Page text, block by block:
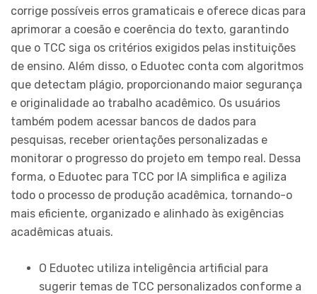
corrige possíveis erros gramaticais e oferece dicas para
aprimorar a coesão e coerência do texto, garantindo
que o TCC siga os critérios exigidos pelas instituições
de ensino. Além disso, o Eduotec conta com algoritmos
que detectam plágio, proporcionando maior segurança
e originalidade ao trabalho acadêmico. Os usuários
também podem acessar bancos de dados para
pesquisas, receber orientações personalizadas e
monitorar o progresso do projeto em tempo real. Dessa
forma, o Eduotec para TCC por IA simplifica e agiliza
todo o processo de produção acadêmica, tornando-o
mais eficiente, organizado e alinhado às exigências
acadêmicas atuais.
O Eduotec utiliza inteligência artificial para
sugerir temas de TCC personalizados conforme a